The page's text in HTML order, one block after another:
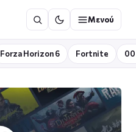
Μενού
Forza Horizon 6 Fortnite